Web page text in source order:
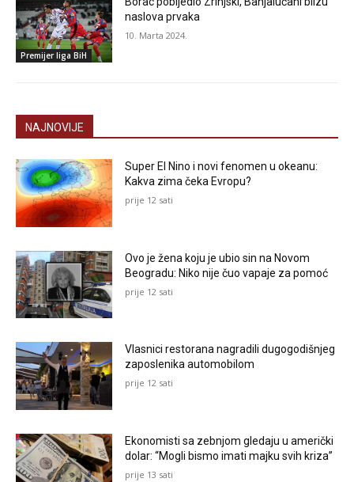
Premijer liga BiH
naslova prvaka
10. Marta 2024.
NAJNOVIJE
Super El Nino i novi fenomen u okeanu:
Kakva zima čeka Evropu?
prije 12 sati
Ovo je žena koju je ubio sin na Novom
Beogradu: Niko nije čuo vapaje za pomoć
prije 12 sati
Vlasnici restorana nagradili dugogodišnjeg
zaposlenika automobilom
prije 12 sati
Ekonomisti sa zebnjom gledaju u američki
dolar: “Mogli bismo imati majku svih kriza”
prije 13 sati